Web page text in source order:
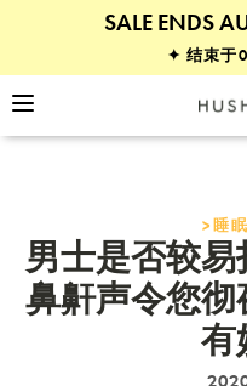
SALE ENDS
床垫
✦ 结束于
>睡
男士是否较
鼻鼾声令您
有